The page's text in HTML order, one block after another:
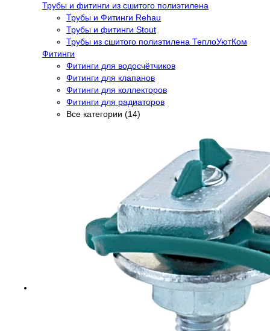
Трубы и фитинги из сшитого полиэтилена
Трубы и Фитинги Rehau
Трубы и фитинги Stout
Трубы из сшитого полиэтилена ТеплоУютКом
Фитинги
Фитинги для водосчётчиков
Фитинги для клапанов
Фитинги для коллекторов
Фитинги для радиаторов
Все категории (14)